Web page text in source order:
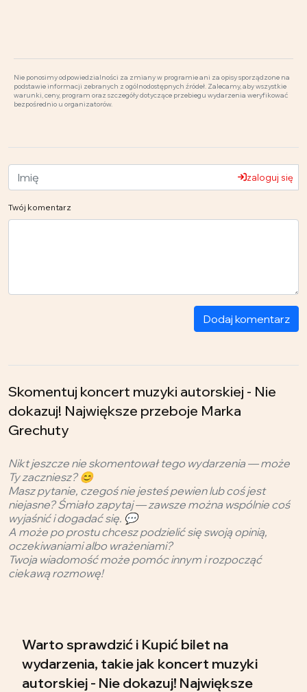
Nie ponosimy odpowiedzialności za zmiany w programie ani za opisy sporządzone na
podstawie informacji zebranych z ogólnodostępnych źródeł. Zalecamy, aby wszystkie
warunki, ceny, program oraz szczegóły dotyczące przebiegu wydarzenia weryfikować
bezpośrednio u organizatorów.
zaloguj się
Twój komentarz
Dodaj komentarz
Skomentuj koncert muzyki autorskiej - Nie
dokazuj! Największe przeboje Marka
Grechuty
Nikt jeszcze nie skomentował tego wydarzenia — może
Ty zaczniesz? 😊
Masz pytanie, czegoś nie jesteś pewien lub coś jest
niejasne? Śmiało zapytaj — zawsze można wspólnie coś
wyjaśnić i dogadać się. 💬
A może po prostu chcesz podzielić się swoją opinią,
oczekiwaniami albo wrażeniami?
Twoja wiadomość może pomóc innym i rozpocząć
ciekawą rozmowę!
Warto sprawdzić i Kupić bilet na
wydarzenia, takie jak koncert muzyki
autorskiej - Nie dokazuj! Największe